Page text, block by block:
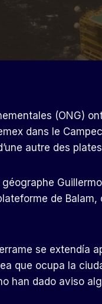
(ONG)
dans le
autre des
de
se extendía
que ocupa la
han dado aviso